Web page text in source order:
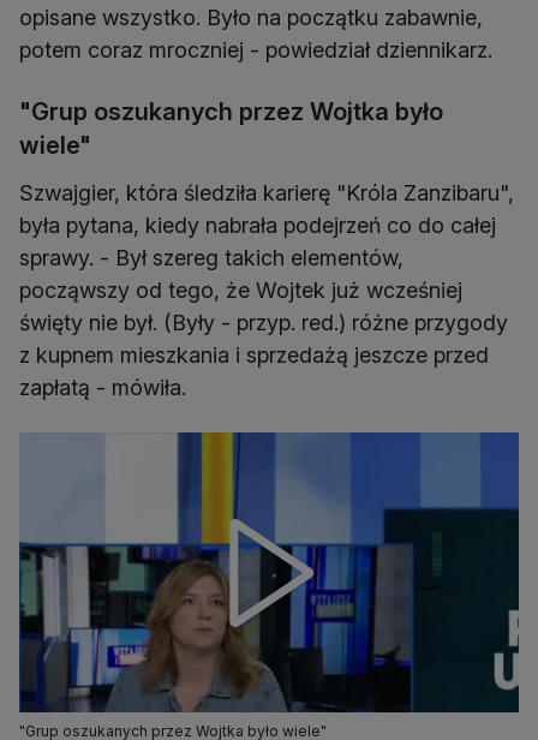
opisane wszystko. Było na początku zabawnie,
potem coraz mroczniej - powiedział dziennikarz.
"Grup oszukanych przez Wojtka było
wiele"
Szwajgier, która śledziła karierę "Króla Zanzibaru",
była pytana, kiedy nabrała podejrzeń co do całej
sprawy. - Był szereg takich elementów,
począwszy od tego, że Wojtek już wcześniej
święty nie był. (Były - przyp. red.) różne przygody
z kupnem mieszkania i sprzedażą jeszcze przed
zapłatą - mówiła.
"Grup oszukanych przez Wojtka było wiele"